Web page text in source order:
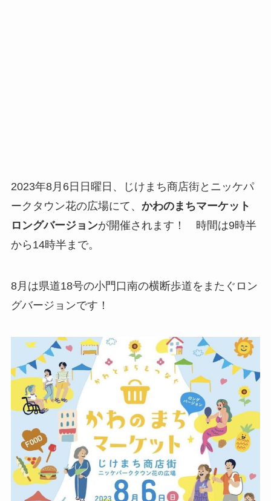
2023年8月6日日曜日、じけまち商店街とニッケパ
ークタウン花の広場にて、 かわのまちマーケット
ロングバージョンが開催されます！ 時間は9時半
から14時半まで。
8月は県道18号の小門口南の横断歩道をまたぐロン
グバージョンです！